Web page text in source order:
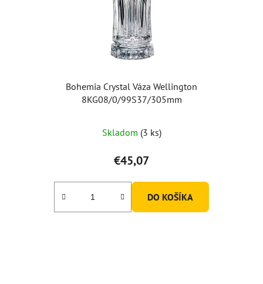
Bohemia Crystal Váza Wellington
8KG08/0/99S37/305mm
Skladom (3 ks)
€45,07
DO KOŠÍKA